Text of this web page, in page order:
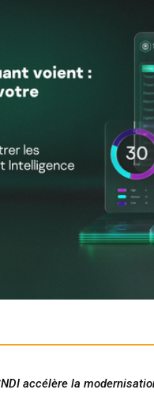
accélère la